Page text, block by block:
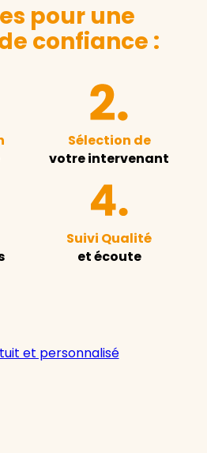
pour une
confiance :
Sélection de
votre intervenant
Suivi Qualité
et écoute
et personnalisé